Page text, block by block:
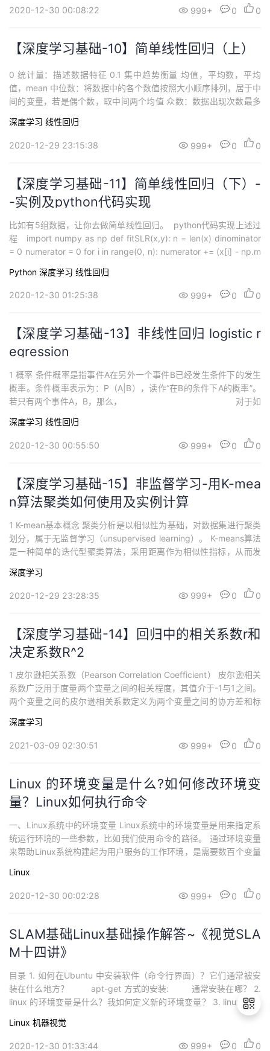
个点，...
2020-12-30 00:08:22 999+ 0 0
【深度学习基础-10】简单线性回归（上）
0 统计量：描述数据特征 0.1 集中趋势衡量 均值，平均数，平均
值，mean 中位数：将数据中的各个数值按照大小顺序排列，居于中
间的变量，若是偶个数，取中间两个均值 众数：数据出现次数最多
n，方差的开二次方 1 回归问题和分类问题区别： 回归问题：Y变...
深度学习 线性回归
2020-12-29 23:15:38 999+ 0 0
【深度学习基础-11】简单线性回归（下）-
-实例及python代码实现
比如有5组数据，让你去做简单线性回归。 python代码实现上述过
程 import numpy as np def fitSLR(x,y): n = len(x) dinominator
= 0 numerator = 0 for i in range(0, n): numerator += (x[i] - np.m
Python 深度学习 线性回归
2020-12-30 01:25:38 999+ 0 0
【深度学习基础-13】非线性回归 logistic r
egression
1 概率 条件概率是指事件A在另外一个事件B已经发生条件下的发生
概率。条件概率表示为：P（A|B），读作“在B的条件下A的概率”。
若只有两个事件A，B，那么， 对于如
Regression(逻辑回归)基本...
深度学习 线性回归
2020-12-30 00:55:50 999+ 0 0
【深度学习基础-15】非监督学习-用K-mea
n算法聚类如何使用及实例计算
1 K-mean基本概念 聚类分析是以相似性为基础，对数据集进行聚类
划分，属于无监督学习（unsupervised learning）。 K-means算法
是一种简单的迭代型聚类算法，采用距离作为相似性指标，从而发
得到，每个类用聚类中心来描述。对于给定的一个包含n个d维数据
点的数据集X以及要分得的类别K,选取欧式...
深度学习
2020-12-29 23:28:35 999+ 0 0
【深度学习基础-14】回归中的相关系数r和
决定系数R^2
1 皮尔逊相关系数（Pearson Correlation Coefficient） 皮尔逊相关
系数广泛用于度量两个变量之间的相关程度，其值介于-1与1之间。
两个变量之间的皮尔逊相关系数定义为两个变量之间的协方差和标
符号。估算样本的协方差和标准差，可得到皮尔逊相关系数，常用
英文小写字母
深度学习
2021-03-09 02:30:51 999+ 0 0
Linux 的环境变量是什么?如何修改环境变
量？Linux如何执行命令
一、Linux系统中的环境变量 Linux系统中的环境变量是用来指定系
统运行环境的一些参数，比如我们使用命令的路径。 通过环境变量
来帮助Linux系统构建起为用户服务的工作环境，是需要数百个变量
量。 二、执行命令后到底发生了什么（***重点） 第一步，判断用
户是否以绝对路径或相对路径的方式输入命令，如果...
Linux
2020-12-30 00:02:28 999+ 0 0
SLAM基础Linux基础操作解答~《视觉SLA
M十四讲》
目录 1. 如何在Ubuntu 中安装软件（命令⾏界⾯）？它们通常被安
装在什么地⽅？ apt-get 方式的安装: 通常安装在哪？ 2.
linux 的环境变量是什么？我如何定义新的环境变量？ 3. linux 根目
录下面的目录结构是什么样的？ 4. 假设我要给a.sh 加上可执⾏权
限，该输⼊什么命令？ 5. 假设我要将a.sh ...
Linux 机器视觉
2020-12-30 01:33:44 999+ 0 0